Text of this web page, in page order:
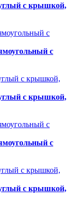
с крышкой,
с
с крышкой,
с
с крышкой,